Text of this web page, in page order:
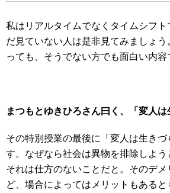
私はリアルタイムでなくタイムシフト
だ見ていない人は是非見てみましょう
っても、そうでない方でも面白い内容
まつもとゆきひろさん曰く、「変人は
その特別授業の最後に「変人は生きづ
す。なぜなら社会は異物を排除しよう
それは仕方のないことだと。そのデ
ど、場合によってはメリットもあると